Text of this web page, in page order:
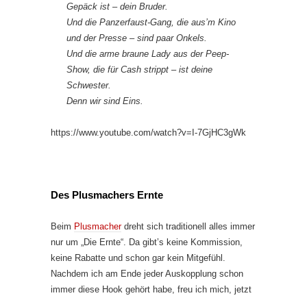
Gepäck ist – dein Bruder.
Und die Panzerfaust-Gang, die aus’m Kino
und der Presse – sind paar Onkels.
Und die arme braune Lady aus der Peep-
Show, die für Cash strippt – ist deine
Schwester.
Denn wir sind Eins.
https://www.youtube.com/watch?v=I-7GjHC3gWk
Des Plusmachers Ernte
Beim Plusmacherdreht sich traditionell alles immer
nur um „Die Ernte“. Da gibt’s keine Kommission,
keine Rabatte und schon gar kein Mitgefühl.
Nachdem ich am Ende jeder Auskopplung schon
immer diese Hook gehört habe, freu ich mich, jetzt